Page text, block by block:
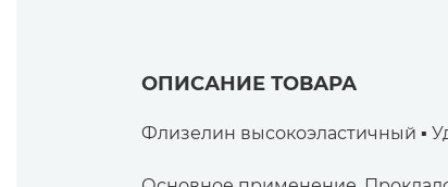
ОПИСАНИЕ ТОВАРА
Флизелин высокоэластичный ▪